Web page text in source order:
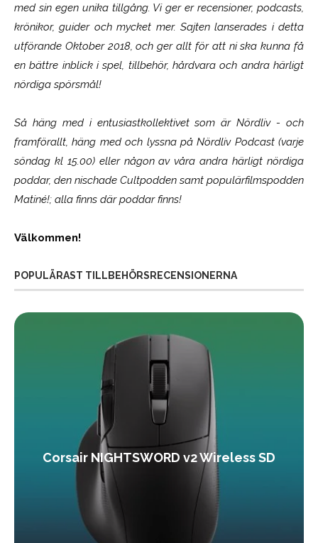
med sin egen unika tillgång. Vi ger er recensioner, podcasts,
krönikor, guider och mycket mer. Sajten lanserades i detta
utförande Oktober 2018, och ger allt för att ni ska kunna få
en bättre inblick i spel, tillbehör, hårdvara och andra härligt
nördiga spörsmål!
Så häng med i entusiastkollektivet som ärNördliv- och
framförallt, häng med och lyssna på Nördliv Podcast (varje
söndag kl 15.00) eller någon av våra andra härligt nördiga
poddar, den nischade Cultpodden samt populärfilmspodden
Matiné!; alla finns där poddar finns!
Välkommen!
POPULÄRAST TILLBEHÖRSRECENSIONERNA
Corsair NIGHTSWORD v2 Wireless SD